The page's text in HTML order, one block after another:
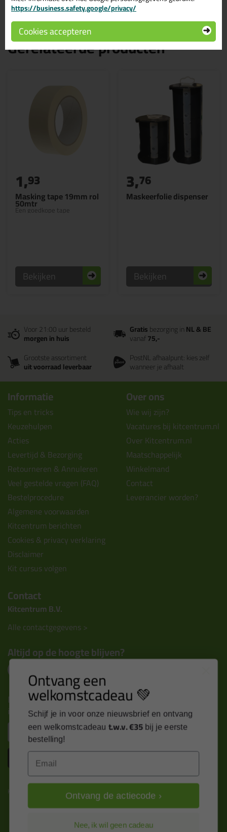
Gerelateerde producten
Masking tape 19mm rol
50mtr
Een goedkope tape
1,93
Bekijken
Maskeerfolie dispenser
3,76
Bekijken
Voor 21:00 uur besteld
morgen in huis
Gratisbezorging inNL & BE
vanaf75,-
Grootste assortiment
uit voorraad leverbaar
PostNL afhaalpunt: kies zelf
wanneer je afhaalt
Informatie
Tips en tricks
Keuzehulpen
Acties
Levertijd & Bezorging
Retourneren & Annuleren
Veel gestelde vragen (FAQ)
Bestelprocedure
Algemene voorwaarden
Kitcentrum berichten
Cookies & privacy verklaring
Disclaimer
Kit cursus volgen
Over ons
Wie wij zijn?
Vacatures bij kitcentrum.nl
Over Kitcentrum.nl
Maatschappelijk
Winkelmand
Contact
Leverancier worden?
Contact
Kitcentrum B.V.
Alle contactgegevens >
Altijd op de hoogte blijven?
Nieuws, tips en exclusieve deals rechtstreeks in je
inbox
Kitcentrum is trots op:
https://business.safety.google/privacy/
Cookies accepteren
Ontvang een
welkomstcadeau 💚
Schijf je in voor onze nieuwsbrief en ontvang
een welkomstcadeau t.w.v. €35 bij je eerste
bestelling!
Ontvang de actiecode ›
Nee, ik wil geen cadeau